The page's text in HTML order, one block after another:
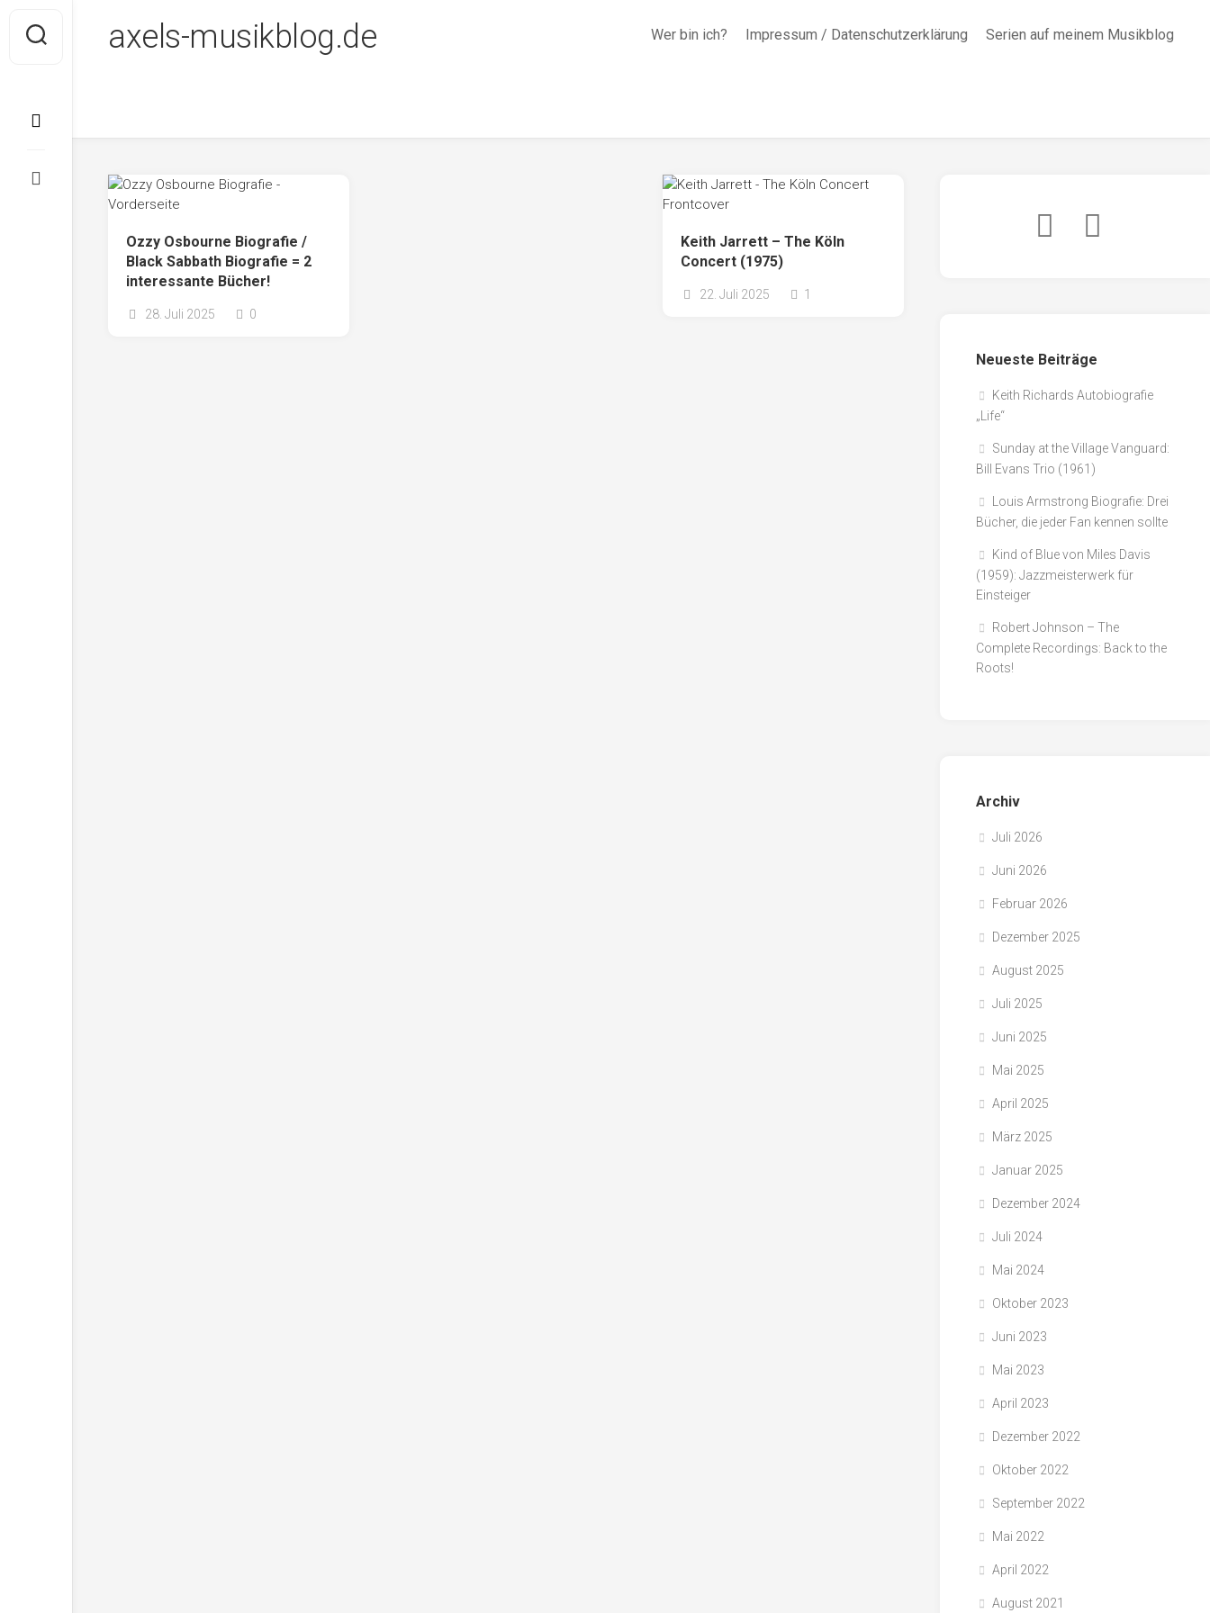
content
axels-musikblog.de Wer bin ich? Impressum / Datenschutzerklärung Serien auf meinem Musikblog
Ozzy Osbourne Biografie /
Black Sabbath Biografie = 2
interessante Bücher!
28. Juli 2025 0
Keith Jarrett – The Köln
Concert (1975)
22. Juli 2025 1
Neueste Beiträge
Keith Richards Autobiografie
„Life“
Sunday at the Village Vanguard:
Bill Evans Trio (1961)
Louis Armstrong Biografie: Drei
Bücher, die jeder Fan kennen sollte
Kind of Blue von Miles Davis
(1959): Jazzmeisterwerk für
Einsteiger
Robert Johnson – The
Complete Recordings: Back to the
Roots!
Archiv
Juli 2026
Juni 2026
Februar 2026
Dezember 2025
August 2025
Juli 2025
Juni 2025
Mai 2025
April 2025
März 2025
Januar 2025
Dezember 2024
Juli 2024
Mai 2024
Oktober 2023
Juni 2023
Mai 2023
April 2023
Dezember 2022
Oktober 2022
September 2022
Mai 2022
April 2022
August 2021